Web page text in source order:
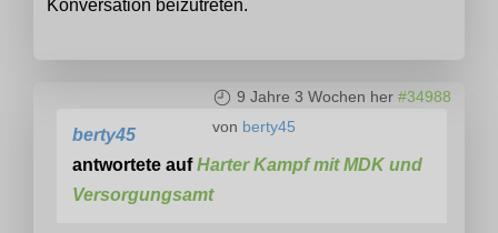
Konversation beizutreten.
9 Jahre 3 Wochen her #34988
von berty45
berty45
antwortete aufHarter Kampf mit MDK und
Versorgungsamt